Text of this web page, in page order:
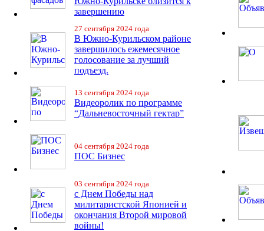
завершению
27 сентября 2024 года
В Южно-Курильском районе
завершилось ежемесячное
голосование за лучший
подъезд.
13 сентября 2024 года
Видеоролик по программе
“Дальневосточный гектар”
04 сентября 2024 года
ПОС Бизнес
03 сентября 2024 года
с Днем Победы над
милитаристской Японией и
окончания Второй мировой
войны!